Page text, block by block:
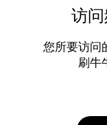
访
您所要访问
刷牛